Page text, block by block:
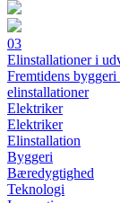
03
Elinstallationer i
Fremtidens
elinstallationer
Elektriker
Elektriker
Elinstallation
Byggeri
Bæredygtighed
Teknologi